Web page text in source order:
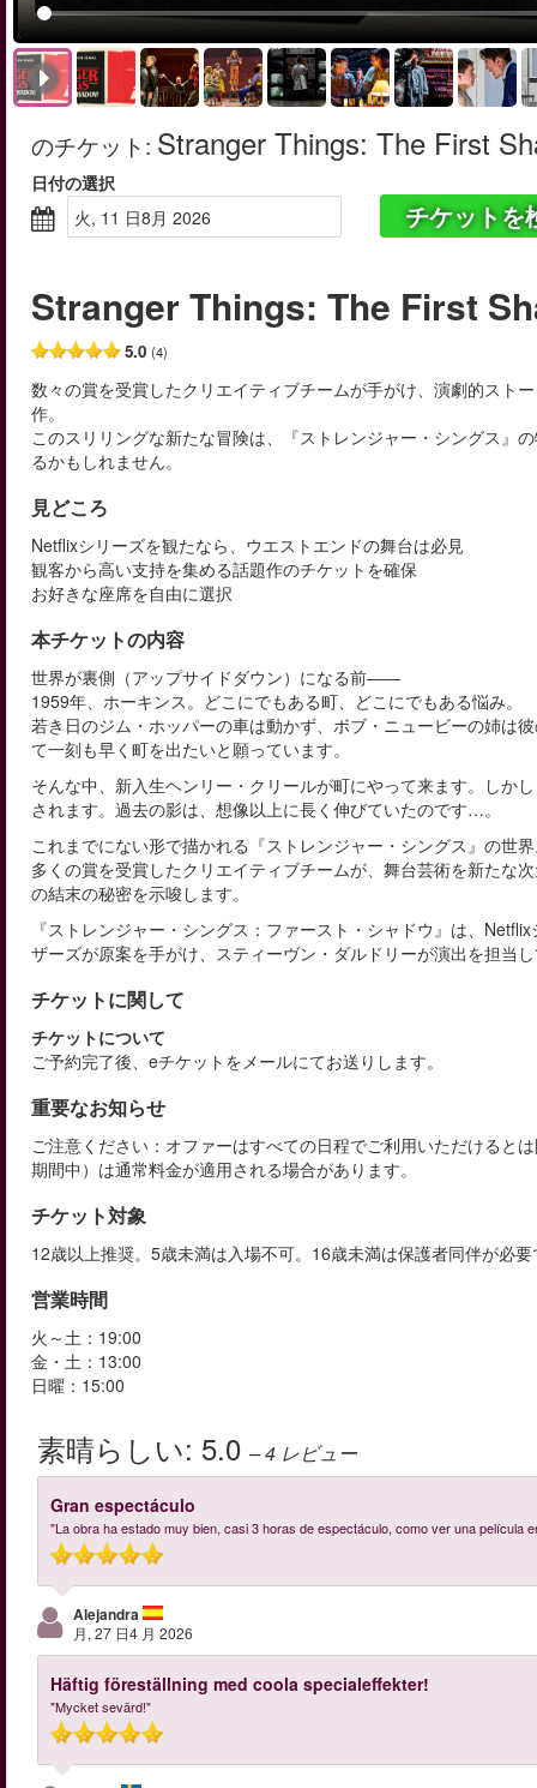
のチケット: Stranger Things: The First
日付の選択
火, 11 日8月 2026
チケットを
Stranger Things: The First
5.0 (4)
数々の賞を受賞したクリエイティブチームが手がけ、演劇的スト
作。
このスリリングな新たな冒険は、『ストレンジャー・シングス』
るかもしれません。
見どころ
Netflixシリーズを観たなら、ウエストエンドの舞台は必見
観客から高い支持を集める話題作のチケットを確保
お好きな座席を自由に選択
本チケットの内容
世界が裏側（アップサイドダウン）になる前――
1959年、ホーキンス。どこにでもある町、どこにでもある悩み。
若き日のジム・ホッパーの車は動かず、ボブ・ニュービーの姉は
て一刻も早く町を出たいと願っています。
そんな中、新入生ヘンリー・クリールが町にやって来ます。しか
されます。過去の影は、想像以上に長く伸びていたのです…。
これまでにない形で描かれる『ストレンジャー・シングス』の世
多くの賞を受賞したクリエイティブチームが、舞台芸術を新たな
の結末の秘密を示唆します。
『ストレンジャー・シングス：ファースト・シャドウ』は、
ザーズが原案を手がけ、スティーヴン・ダルドリーが演出を担当
チケットに関して
チケットについて
ご予約完了後、eチケットをメールにてお送りします。
重要なお知らせ
ご注意ください：オファーはすべての日程でご利用いただけると
期間中）は通常料金が適用される場合があります。
チケット対象
12歳以上推奨。5歳未満は入場不可。16歳未満は保護者同伴が必
営業時間
火～土：19:00
金・土：13:00
日曜：15:00
素晴らしい: 5.0 – 4 レビュー
Gran espectáculo
"La obra ha estado muy bien, casi 3 horas de espectáculo, como ver una película
Alejandra
月, 27 日4 月 2026
Häftig föreställning med coola specialeffekter!
"Mycket sevärd!"